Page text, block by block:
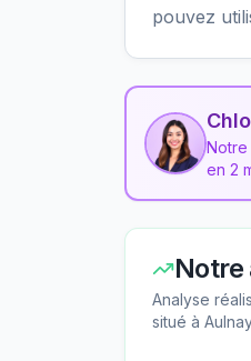
pouvez
Notre
en 2
Notre
Analyse
situé à